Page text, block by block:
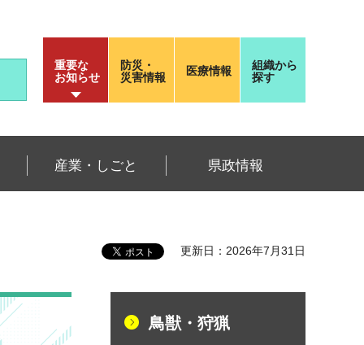
重要な
お知らせ
防災・
災害情報
医療情報
組織から
探す
産業・しごと 県政情報
更新日：2026年7月31日
鳥獣・狩猟